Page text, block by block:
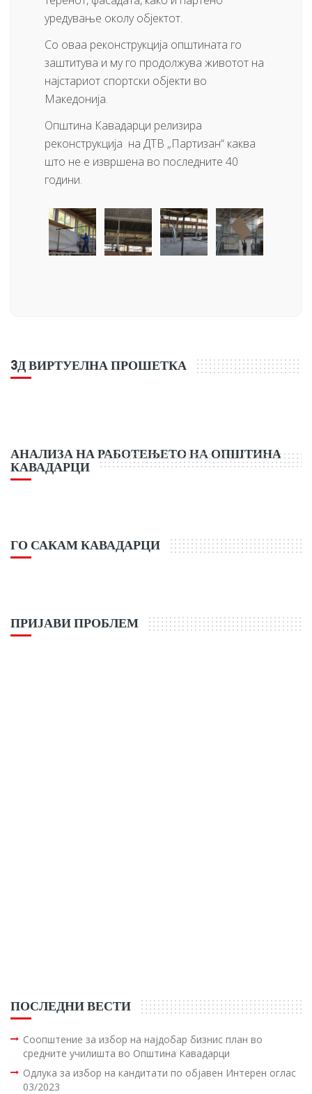
уредување околу објектот.
Со оваа реконструкција општината го
заштитува и му го продолжува животот на
најстариот спортски објекти во
Македонија.
Општина Кавадарци релизира
реконструкција на ДТВ „Партизан“ каква
што не е извршена во последните 40
години.
3Д ВИРТУЕЛНА ПРОШЕТКА
АНАЛИЗА НА РАБОТЕЊЕТО НА ОПШТИНА
КАВАДАРЦИ
ГО САКАМ КАВАДАРЦИ
ПРИЈАВИ ПРОБЛЕМ
ПОСЛЕДНИ ВЕСТИ
Соопштение за избор на најдобар бизнис план во
средните училишта во Општина Кавадарци
Одлука за избор на кандитати по објавен Интерен оглас
03/2023